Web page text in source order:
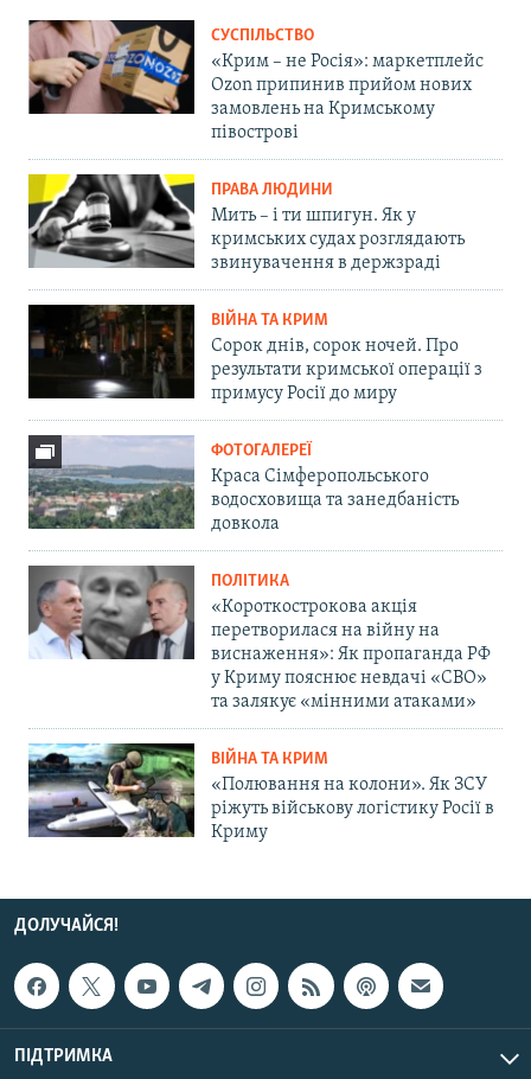
СУСПІЛЬСТВО
«Крим – не Росія»: маркетплейс
Ozon припинив прийом нових
замовлень на Кримському
півострові
ПРАВА ЛЮДИНИ
Мить – і ти шпигун. Як у
кримських судах розглядають
звинувачення в держзраді
ВІЙНА ТА КРИМ
Сорок днів, сорок ночей. Про
результати кримської операції з
примусу Росії до миру
ФОТОГАЛЕРЕЇ
Краса Сімферопольського
водосховища та занедбаність
довкола
ПОЛІТИКА
«Короткострокова акція
перетворилася на війну на
виснаження»: Як пропаганда РФ
у Криму пояснює невдачі «СВО»
та залякує «мінними атаками»
ВІЙНА ТА КРИМ
«Полювання на колони». Як ЗСУ
ріжуть військову логістику Росії в
Криму
ДОЛУЧАЙСЯ!
ПІДТРИМКА